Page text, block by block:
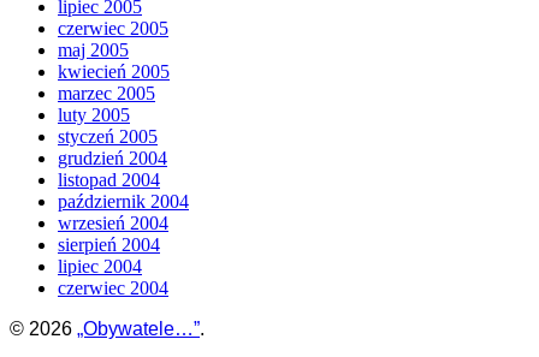
lipiec 2005
czerwiec 2005
maj 2005
kwiecień 2005
marzec 2005
luty 2005
styczeń 2005
grudzień 2004
listopad 2004
październik 2004
wrzesień 2004
sierpień 2004
lipiec 2004
czerwiec 2004
© 2026 „Obywatele…”.